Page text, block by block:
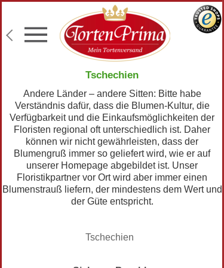
Konditor-Qualität
Torten mit Wunschtext
Lieferung an Wunschadresse
Tschechien
Andere Länder – andere Sitten: Bitte habe
Verständnis dafür, dass die Blumen-Kultur, die
Verfügbarkeit und die Einkaufsmöglichkeiten der
Floristen regional oft unterschiedlich ist. Daher
können wir nicht gewährleisten, dass der
Blumengruß immer so geliefert wird, wie er auf
unserer Homepage abgebildet ist. Unser
Floristikpartner vor Ort wird aber immer einen
Blumenstrauß liefern, der mindestens dem Wert und
der Güte entspricht.
Tschechien